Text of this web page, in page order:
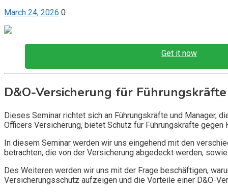
March 24, 2026 0
Get it now
D&O-Versicherung für
Dieses Seminar richtet sich an Führungskräfte und Manager,
Officers Versicherung, bietet Schutz für Führungskräfte
In diesem Seminar werden wir uns eingehend mit den
betrachten, die von der Versicherung abgedeckt werden,
Des Weiteren werden wir uns mit der Frage beschäftigen,
Versicherungsschutz aufzeigen und die Vorteile einer D&O-